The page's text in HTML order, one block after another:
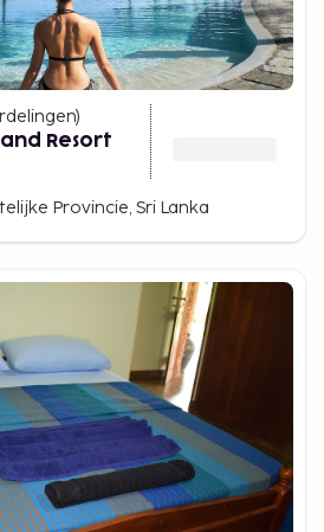
)
Resort
Provincie, Sri Lanka